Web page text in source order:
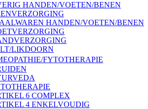
HANDEN/VOETEN/BENEN
HANDEN/VOETEN/BENEN
LIKDOORN
FYTOTHERAPIE
6 COMPLEX
4 ENKELVOUDIG